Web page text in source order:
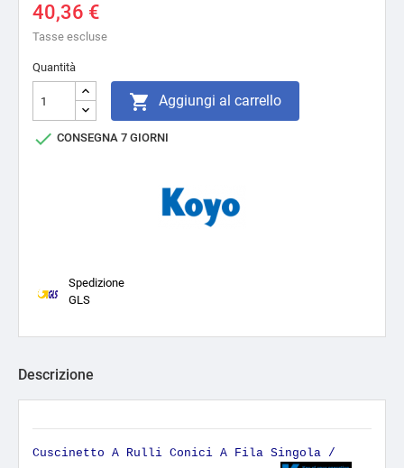
40,36 €
Tasse escluse
Quantità
 Aggiungi al carrello
 CONSEGNA 7 GIORNI
Spedizione
GLS
Descrizione
Cuscinetto A Rulli Conici A Fila Singola /